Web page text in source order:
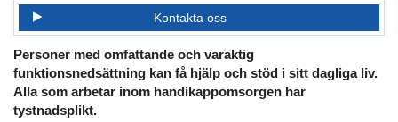
Kontakta oss
Personer med omfattande och varaktig
funktionsnedsättning kan få hjälp och stöd i sitt dagliga liv.
Alla som arbetar inom handikappomsorgen har
tystnadsplikt.